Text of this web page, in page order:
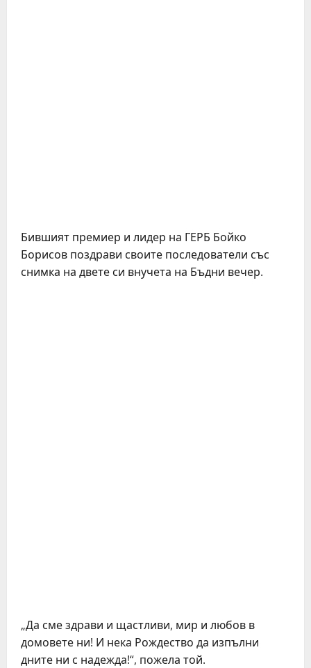
Бившият премиер и лидер на ГЕРБ Бойко
Борисов поздрави своите последователи със
снимка на двете си внучета на Бъдни вечер.
„Да сме здрави и щастливи, мир и любов в
домовете ни! И нека Рождество да изпълни
дните ни с надежда!“, пожела той.